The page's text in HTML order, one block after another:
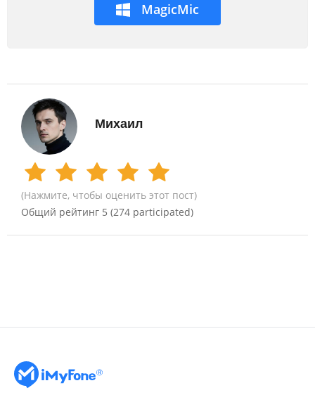
MagicMic
Михаил
(Нажмите, чтобы оценить этот пост)
Общий рейтинг 5 (274 participated)